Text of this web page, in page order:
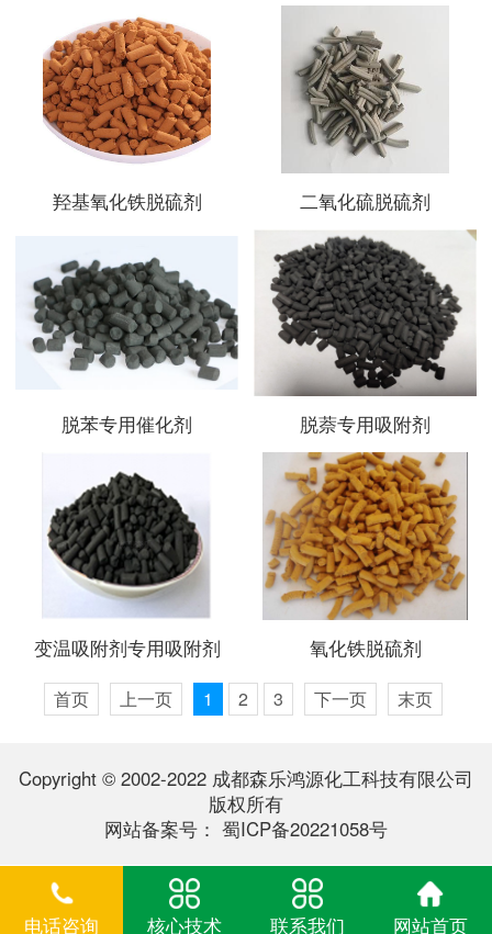
羟基氧化铁脱硫剂 二氧化硫脱硫剂
脱苯专用催化剂 脱萘专用吸附剂
变温吸附剂专用吸附剂 氧化铁脱硫剂
首页 上一页 1 2 3 下一页 末页
Copyright © 2002-2022 成都森乐鸿源化工科技有限公司
版权所有
网站备案号： 蜀ICP备20221058号
电话咨询 核心技术 联系我们 网站首页